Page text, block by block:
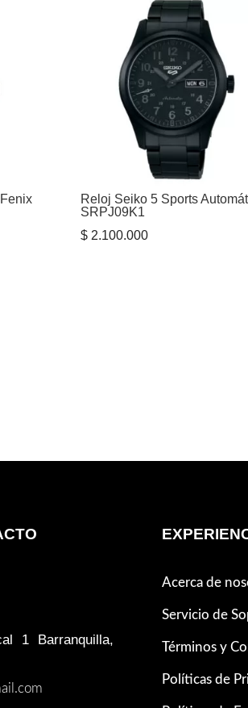
Reloj Seiko 5 Sports
SRPJ09K1
$ 2.100.000
1 Barranquilla,
Acerca de
Servicio de
Términos y
Políticas de